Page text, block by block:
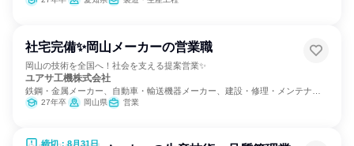
社宅完備✨岡山メーカーの営業職
岡山の技術を全国へ！社会を支える提案営業✨
ユアサ工機株式会社
鉄鋼・金属メーカー、自動車・輸送機器メーカー、建設・修理・メンテナン
スサービス
27年卒 岡山県 営業
締切：8月31日